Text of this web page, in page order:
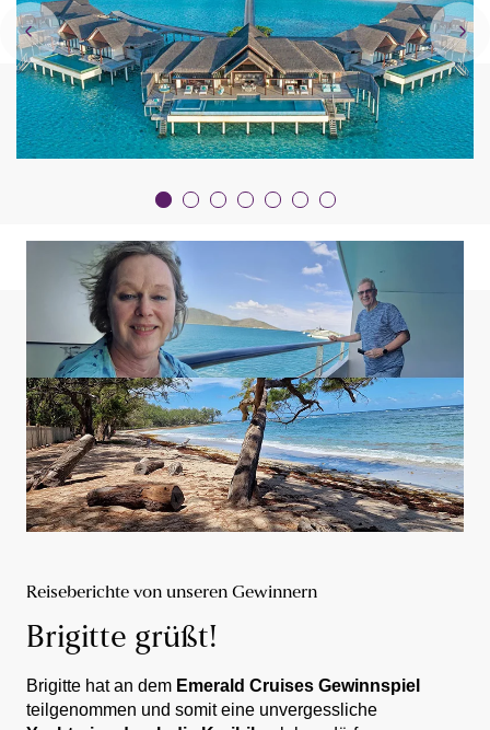
Reiseberichte von unseren Gewinnern
Brigitte grüßt!
Brigitte hat an dem Emerald Cruises Gewinnspiel
teilgenommen und somit eine unvergessliche